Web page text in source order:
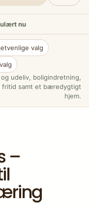
nu
valg
udeliv, boligindretning,
fritid samt et bæredygtigt
hjem.
–